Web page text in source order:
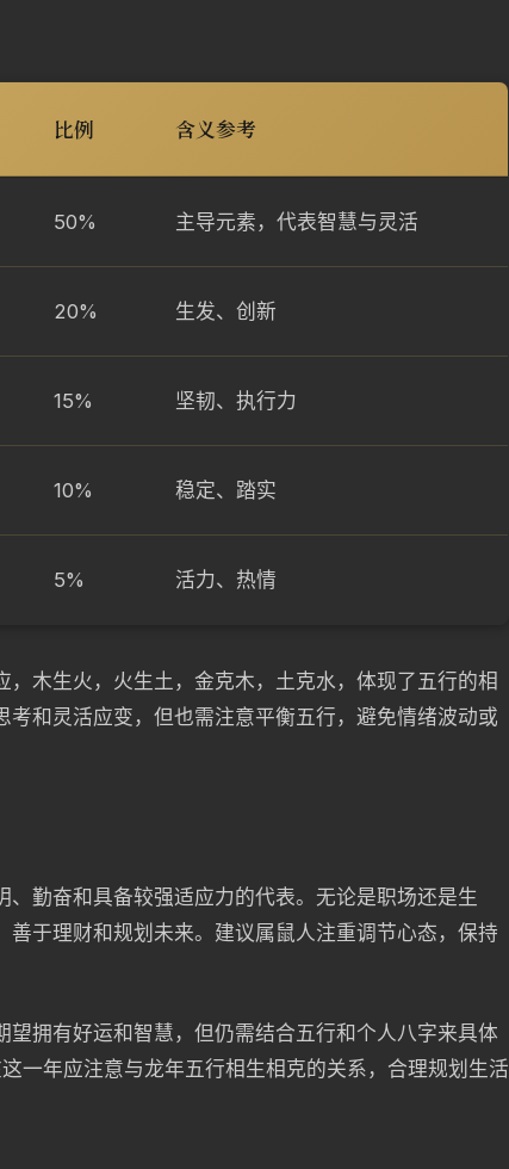
比例 含义参考
50% 主导元素，代表智慧与灵活
20% 生发、创新
15% 坚韧、执行力
10% 稳定、踏实
5% 活力、热情
木生火，火生土，金克木，土克水，体现了五行的相
和灵活应变，但也需注意平衡五行，避免情绪波动或
勤奋和具备较强适应力的代表。无论是职场还是生
于理财和规划未来。建议属鼠人注重调节心态，保持
拥有好运和智慧，但仍需结合五行和个人八字来具体
一年应注意与龙年五行相生相克的关系，合理规划生活